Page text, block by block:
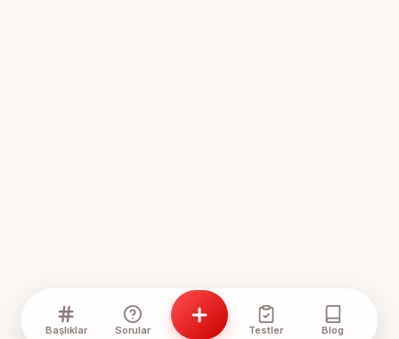
Başlıklar Sorular Testler Blog